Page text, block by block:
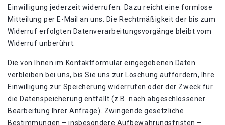
Einwilligung jederzeit widerrufen. Dazu reicht eine formlose
Mitteilung per E-Mail an uns. Die Rechtmäßigkeit der bis zum
Widerruf erfolgten Datenverarbeitungsvorgänge bleibt vom
Widerruf unberührt.
Die von Ihnen im Kontaktformular eingegebenen Daten
verbleiben bei uns, bis Sie uns zur Löschung auffordern, Ihre
Einwilligung zur Speicherung widerrufen oder der Zweck für
die Datenspeicherung entfällt (z.B. nach abgeschlossener
Bearbeitung Ihrer Anfrage). Zwingende gesetzliche
Bestimmungen – insbesondere Aufbewahrungsfristen –